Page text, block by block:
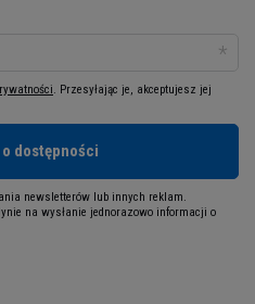
. Przesyłając je, akceptujesz jej
dostępności
newsletterów lub innych reklam.
na wysłanie jednorazowo informacji o